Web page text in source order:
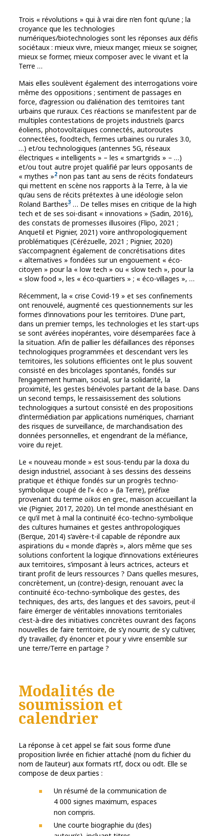
Trois « révolutions » qui à vrai dire n’en font qu’une ; la
croyance que les technologies
numériques/biotechnologies sont les réponses aux défis
sociétaux : mieux vivre, mieux manger, mieux se soigner,
mieux se former, mieux composer avec le vivant et la
Terre …
Mais elles soulèvent également des interrogations voire
même des oppositions ; sentiment de passages en
force, d’agression ou d’aliénation des territoires tant
urbains que ruraux. Ces réactions se manifestent par de
multiples contestations de projets industriels (parcs
éoliens, photovoltaïques connectés, autoroutes
connectées, foodtech, fermes urbaines ou rurales 3.0,
…) et/ou technologiques (antennes 5G, réseaux
électriques « intelligents » – les « smartgrids » – …)
et/ou tout autre projet qualifié par leurs opposants de
« mythes »2 non pas tant au sens de récits fondateurs
qui mettent en scène nos rapports à la Terre, à la vie
qu’au sens de récits prétextes à une idéologie selon
Roland Barthes3 … De telles mises en critique de la high
tech et de ses soi-disant « innovations » (Sadin, 2016),
des constats de promesses illusoires (Flipo, 2021 ;
Anquetil et Pignier, 2021) voire anthropologiquement
problématiques (Cérézuelle, 2021 ; Pignier, 2020)
s’accompagnent également de concrétisations dites
« alternatives » fondées sur un engouement « éco-
citoyen » pour la « low tech » ou « slow tech », pour la
« slow food », les « éco-quartiers » ; « éco-villages », …
Récemment, la « crise Covid-19 » et ses confinements
ont renouvelé, augmenté ces questionnements sur les
formes d’innovations pour les territoires. D’une part,
dans un premier temps, les technologies et les start-ups
se sont avérées inopérantes, voire désemparées face à
la situation. Afin de pallier les défaillances des réponses
technologiques programmées et descendant vers les
territoires, les solutions efficientes ont le plus souvent
consisté en des bricolages spontanés, fondés sur
l’engagement humain, social, sur la solidarité, la
proximité, les gestes bénévoles partant de la base. Dans
un second temps, le ressaisissement des solutions
technologiques a surtout consisté en des propositions
d’intermédiation par applications numériques, charriant
des risques de surveillance, de marchandisation des
données personnelles, et engendrant de la méfiance,
voire du rejet.
Le « nouveau monde » est sous-tendu par la doxa du
design industriel, associant à ses dessins des desseins
pratique et éthique fondés sur un progrès techno-
symbolique coupé de l’« éco » (la Terre), préfixe
provenant du terme oikos en grec, maison accueillant la
vie (Pignier, 2017, 2020). Un tel monde anesthésiant en
ce qu’il met à mal la continuité éco-techno-symbolique
des cultures humaines et gestes anthropologiques
(Berque, 2014) s’avère-t-il capable de répondre aux
aspirations du « monde d’après », alors même que ses
solutions confortent la logique d’innovations extérieures
aux territoires, s’imposant à leurs actrices, acteurs et
tirant profit de leurs ressources ? Dans quelles mesures,
concrètement, un (contre)-design, renouant avec la
continuité éco-techno-symbolique des gestes, des
techniques, des arts, des langues et des savoirs, peut-il
faire émerger de véritables innovations territoriales
c’est-à-dire des initiatives concrètes ouvrant des façons
nouvelles de faire territoire, de s’y nourrir, de s’y cultiver,
d’y travailler, d’y énoncer et pour y vivre ensemble sur
une terre/Terre en partage ?
Modalités de
soumission et
calendrier
La réponse à cet appel se fait sous forme d’une
proposition livrée en fichier attaché (nom du fichier du
nom de l’auteur) aux formats rtf, docx ou odt. Elle se
compose de deux parties :
Un résumé de la communication de
4 000 signes maximum, espaces
non compris.
Une courte biographie du (des)